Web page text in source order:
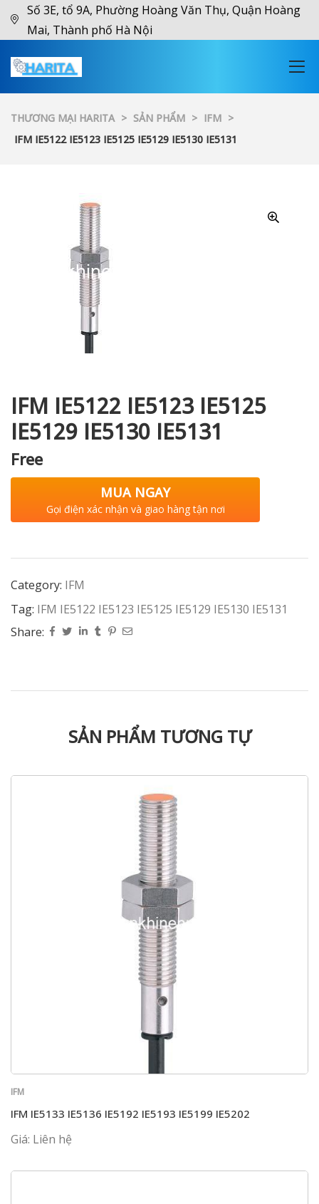
Số 3E, tổ 9A, Phường Hoàng Văn Thụ, Quận Hoàng
Mai, Thành phố Hà Nội
THƯƠNG MẠI HARITA > SẢN PHẨM > IFM >
IFM IE5122 IE5123 IE5125 IE5129 IE5130 IE5131
IFM IE5122 IE5123 IE5125
IE5129 IE5130 IE5131
Free
MUA NGAY
Gọi điện xác nhận và giao hàng tận nơi
Category: IFM
Tag: IFM IE5122 IE5123 IE5125 IE5129 IE5130 IE5131
Share:
SẢN PHẨM TƯƠNG TỰ
IFM
IFM IE5133 IE5136 IE5192 IE5193 IE5199 IE5202
Giá: Liên hệ